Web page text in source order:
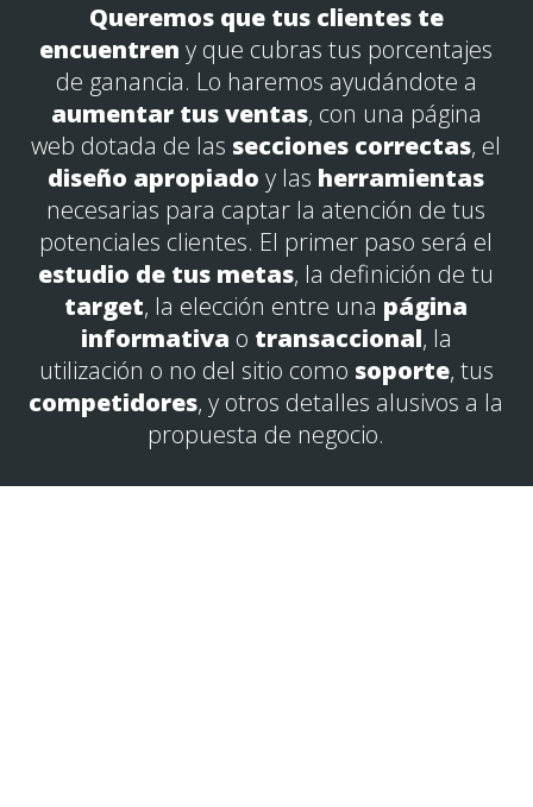
Queremos que tus clientes te
encuentren y que cubras tus porcentajes
de ganancia. Lo haremos ayudándote a
aumentar tus ventas, con una página
web dotada de las secciones correctas, el
diseño apropiado y las herramientas
necesarias para captar la atención de tus
potenciales clientes. El primer paso será el
estudio de tus metas, la definición de tu
target, la elección entre una página
informativa o transaccional, la
utilización o no del sitio como soporte, tus
competidores, y otros detalles alusivos a la
propuesta de negocio.